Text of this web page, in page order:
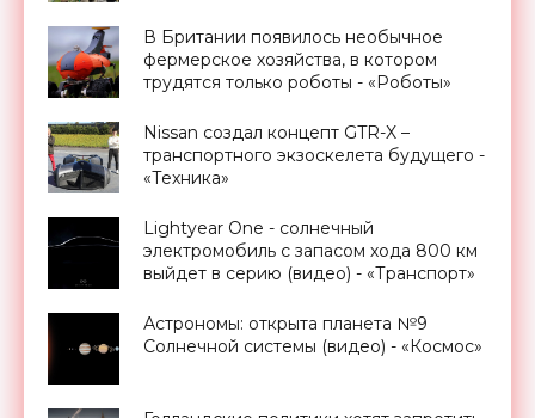
В Британии появилось необычное
фермерское хозяйства, в котором
трудятся только роботы - «Роботы»
Nissan создал концепт GTR-X –
транспортного экзоскелета будущего -
«Техника»
Lightyear One - солнечный
электромобиль с запасом хода 800 км
выйдет в серию (видео) - «Транспорт»
Астрономы: открыта планета №9
Солнечной системы (видео) - «Космос»